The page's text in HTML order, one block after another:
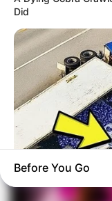
AME Assis
inovação e
Did
Before You Go